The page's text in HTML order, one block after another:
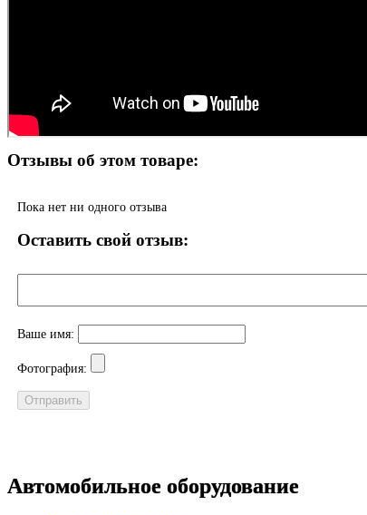
Отзывы об этом товаре:
Пока нет ни одного отзыва
Оставить свой отзыв:
Ваше имя:
Фотография:
Автомобильное оборудование